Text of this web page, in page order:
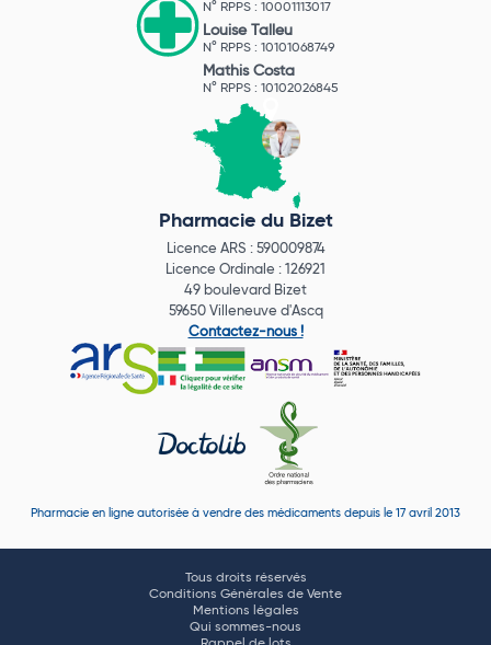
N° RPPS : 10001113017
Louise Talleu
N° RPPS : 10101068749
Mathis Costa
N° RPPS : 10102026845
Pharmacie du Bizet
Licence ARS : 590009874
Licence Ordinale : 126921
49 boulevard Bizet
59650 Villeneuve d'Ascq
Contactez-nous !
Pharmacie en ligne autorisée à vendre des médicaments depuis le 17 avril 2013
Tous droits réservés
Conditions Générales de Vente
Mentions légales
Qui sommes-nous